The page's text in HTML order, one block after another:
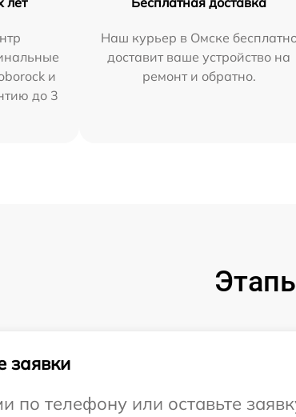
и
до 3
Наш курьер в Омске
доставит ваше устройство на
ремонт и обратно.
заявки
по телефону или оставьте